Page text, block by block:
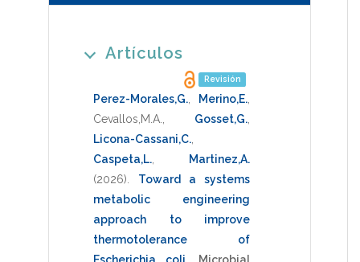
Artículos
Revisión
Perez-Morales,G. Merino,E.
Cevallos,M.A.
Gosset,G.
Licona-Cassani,C.
Caspeta,L.
Martinez,A.
(2026)
Toward a systems
metabolic engineering
approach to improve
thermotolerance of
Escherichia coli.
Microbial